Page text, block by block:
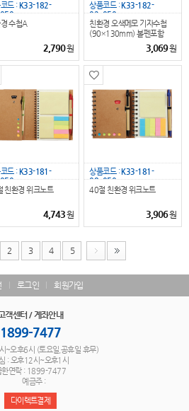
드 : K33-182-
수첩A
2,790원
상품코드 : K33-182-
02_050
친환경 오색메모 기자수첩
(90×130mm) 볼펜포함
3,069원
드 :K33-181-
친환경 위크노트
4,743원
상품코드 :K33-181-
08_050
40절 친환경 위크노트
3,906원
2 3 4 5
로그인 회원가입
객센터 / 계좌안내
1899-7477
~오후6시 (토요일,공휴일 휴무)
: 오후12시~오후1시
한연락 : 1899-7477
예금주 :
다이렉트결제